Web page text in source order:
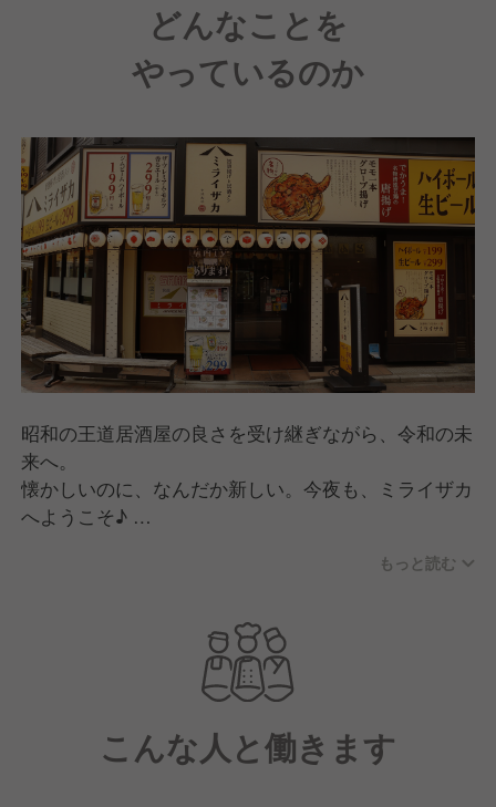
どんなことを
やっているのか
昭和の王道居酒屋の良さを受け継ぎながら、令和の未
来へ。
懐かしいのに、なんだか新しい。今夜も、ミライザカ
へようこそ♪
ざわざわ賑わうレトロモダンな空間で、ハイボール片
家の想いがこもった季節食材の旨い一皿に、顔がほこ
いつも元気なスタッフたちが、場を盛りあげてくる。
そんな酒場には、人の体温を感じるつながりが生まれ
もっと読む
こんな人と働きます